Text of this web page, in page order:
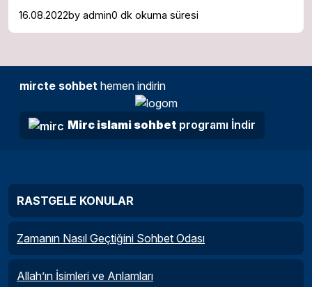
16.08.2022by admin0 dk okuma süresi
mircte sohbet hemen indirin
Mirc islami sohbet programı İndir
RASTGELE KONULAR
Zamanın Nasıl Geçtiğini Sohbet Odası
Allah’ın İsimleri ve Anlamları